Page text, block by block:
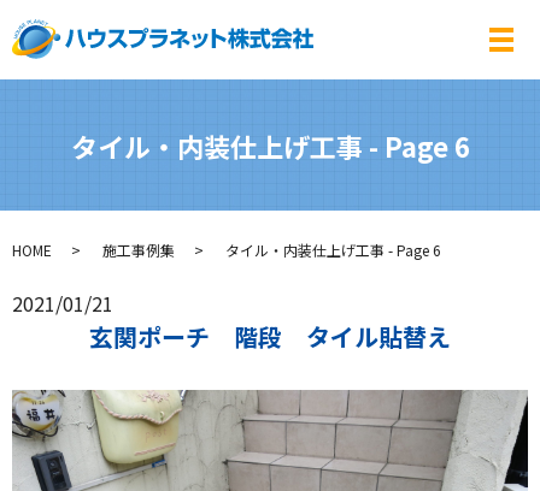
メ
タイル・内装仕上げ工事 - Page 6
HOME 施工事例集 タイル・内装仕上げ工事 - Page 6
2021/01/21
玄関ポーチ 階段 タイル貼替え